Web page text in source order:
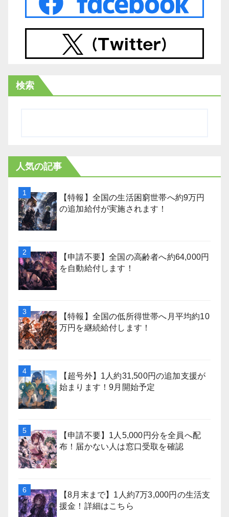
検索
人気の記事
【特報】全国の生活困窮世帯へ約9万円
の追加給付が実施されます！
【申請不要】全国の高齢者へ約64,000円
を自動給付します！
【特報】全国の低所得世帯へ月平均約10
万円を継続給付します！
【超号外】1人約31,500円の追加支援が
始まります！9月開始予定
【申請不要】1人5,000円分を全員へ配
布！届かない人は窓口受取を確認
【8月末まで】1人約7万3,000円の生活支
援金！詳細はこちら